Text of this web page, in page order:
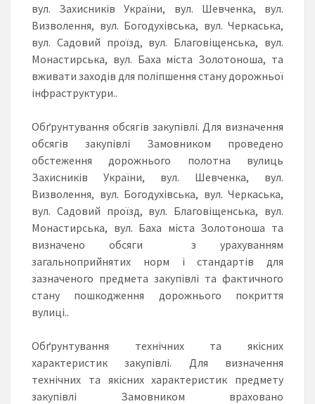
вул. Захисників України, вул. Шевченка, вул.
Визволення, вул. Богодухівська, вул. Черкаська,
вул. Садовий проїзд, вул. Благовіщенська, вул.
Монастирська, вул. Баха міста Золотоноша, та
вживати заходів для поліпшення стану дорожньої
інфраструктури..
Обґрунтування обсягів закупівлі. Для визначення
обсягів закупівлі Замовником проведено
обстеження дорожнього полотна вулиць
Захисників України, вул. Шевченка, вул.
Визволення, вул. Богодухівська, вул. Черкаська,
вул. Садовий проїзд, вул. Благовіщенська, вул.
Монастирська, вул. Баха міста Золотоноша та
визначено обсяги з урахуванням
загальноприйнятих норм і стандартів для
зазначеного предмета закупівлі та фактичного
стану пошкодження дорожнього покриття
вулиці..
Обґрунтування технічних та якісних
характеристик закупівлі. Для визначення
технічних та якісних характеристик предмету
закупівлі Замовником враховано